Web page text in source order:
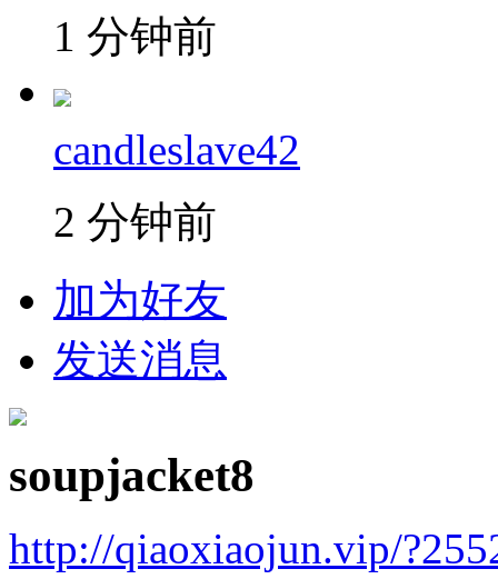
1 分钟前
candleslave42
2 分钟前
加为好友
发送消息
soupjacket8
http://qiaoxiaojun.vip/